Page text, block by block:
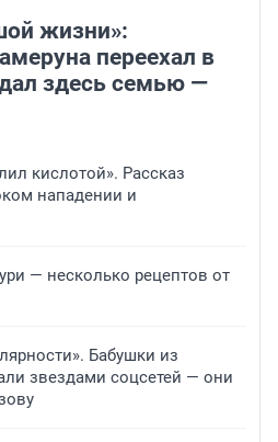
жизни»:
переехал в
здесь семью —
кислотой». Рассказ
нападении и
— несколько рецептов от
Бабушки из
звездами соцсетей — они